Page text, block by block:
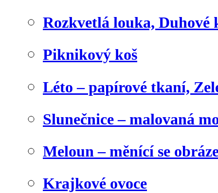
Rozkvetlá louka, Duhové
Piknikový koš
Léto – papírové tkaní,
Slunečnice – malovaná
Meloun – měnící se
Krajkové ovoce